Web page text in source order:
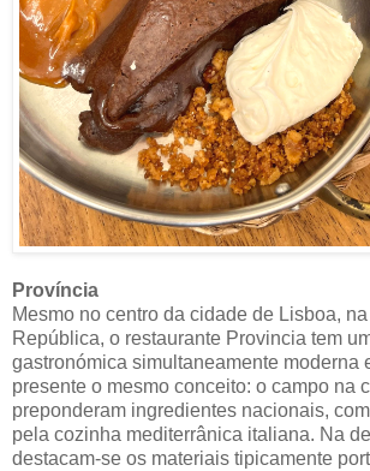
Província
Mesmo no centro da cidade de Lisboa,
República, o restaurante Provincia tem
gastronómica simultaneamente moderna
presente o mesmo conceito: o campo na
preponderam ingredientes nacionais,
pela cozinha mediterrânica italiana. Na
destacam-se os materiais tipicamente